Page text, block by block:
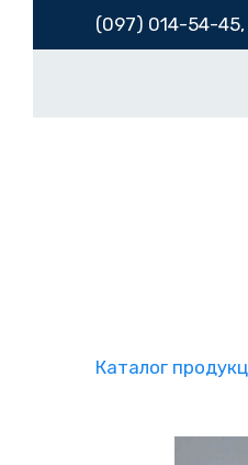
(097) 014-54-45,
Каталог